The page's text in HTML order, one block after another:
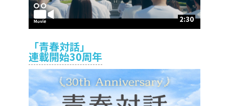
2:30
「青春対話」
連載開始30周年